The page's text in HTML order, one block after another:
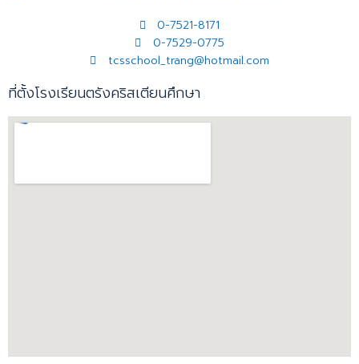
0-7521-8171
0-7529-0775
tcsschool_trang@hotmail.com
ที่ตั้งโรงเรียนตรังคริสเตียนศึกษา